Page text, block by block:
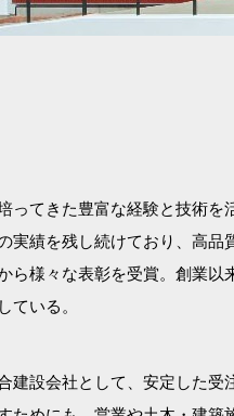
ってきた豊富な経験と技術
実績を残し続けており、高
ら様々な表彰を受賞。創業
ている。
建設会社として、安定した